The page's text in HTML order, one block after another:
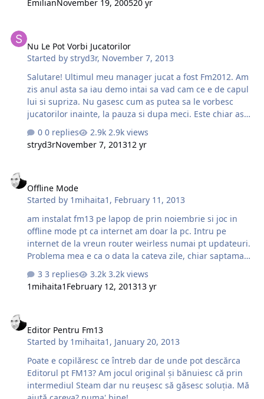
EmilianNovember 19, 200520 yr
Nu Le Pot Vorbi Jucatorilor
Started bystryd3r, November 7, 2013
Salutare! Ultimul meu manager jucat a fost Fm2012. Am
zis anul asta sa iau demo intai sa vad cam ce e de capul
lui si supriza. Nu gasesc cum as putea sa le vorbesc
jucatorilor inainte, la pauza si dupa meci. Este chiar asa
de ascuns acel tab sau cum sta treaba. Si sper ca nu imi
ziceti ca e vreun bug ca nu mai cumpar jocul.
Multumesc anticipat! P.S. Am cautat pe youtube si altora
terenul cu pozitii unde ii pot pune.
0 replies
2.9k views
stryd3rNovember 7, 201312 yr
Offline Mode
Started by 1mihaita1 , February 11, 2013
am instalat fm13 pe lapop de prin noiembrie si joc in
offline mode pt ca internet am doar la pc. Intru pe
internet de la vreun router weirless numai pt updateuri.
Problema mea e ca o data la cateva zile, chiar saptamani
nu mai merge sa.l rulez in offline mode decat daca intru
iar pe net, ceea ce poate fi destul de dificil pt ca nu imi e
la indemana. Primesc urmatoarea eroare: unable to
computer. You will not be able to use steam until you can
connect to the steam network again. Ce ar trebui sa fac
pt a merge offline mode fara intreruperi de genul
acesta?
3 replies
3.2k views
1mihaita1 February 12, 201313 yr
Editor Pentru Fm13
Started by 1mihaita1 , January 20, 2013
Poate e copilăresc ce întreb dar de unde pot descărca
Editorul pt FM13? Am jocul original și bănuiesc că prin
intermediul Steam dar nu reușesc să găsesc soluția. Mă